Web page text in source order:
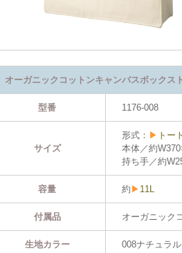
オーガニックコットンキャンバスボック
型番 1176-008
サイズ
形式： ▶ トー
本体／約
持ち手／約
容量 約 ▶ 11L
付属品 オーガニック
生地カラー 008ナチュラル